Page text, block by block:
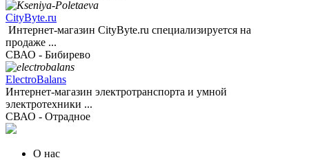
CityByte.ru
Интернет-магазин CityByte.ru специализируется на
продаже ...
СВАО - Бибирево
ElectroBalans
Интернет-магазин электротранспорта и умной
электротехники ...
СВАО - Отрадное
О нас